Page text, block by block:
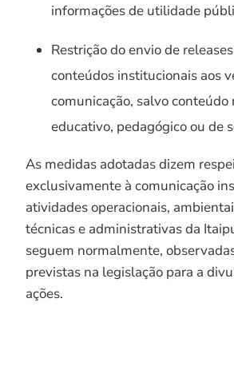
informações de utilidade
Restrição do envio de
conteúdos institucionais aos
comunicação, salvo
educativo, pedagógico ou de
As medidas adotadas dizem
exclusivamente à comunicação
atividades operacionais,
técnicas e administrativas da
seguem normalmente,
previstas na legislação para a
ações.